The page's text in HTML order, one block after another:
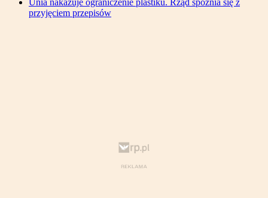
Unia nakazuje ograniczenie plastiku. Rząd spóźnia się z
przyjęciem przepisów